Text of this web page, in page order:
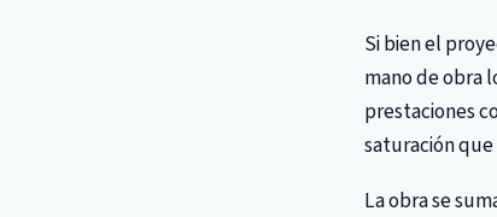
Si bien el
mano de obra
prestaciones
saturación
La obra se